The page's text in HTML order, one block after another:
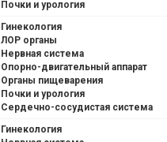
Почки и урология
Гинекология
ЛОР органы
Нервная система
Опорно-двигательный аппарат
Органы пищеварения
Почки и урология
Сердечно-сосудистая система
Гинекология